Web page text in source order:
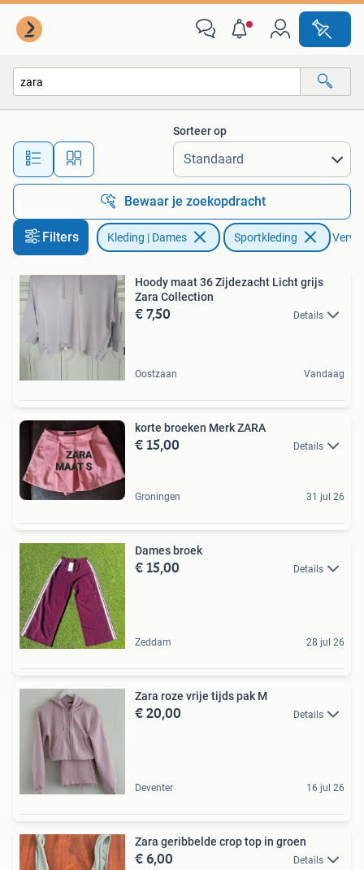
Alle afstanden…
Sorteer op
Bewaar je zoekopdracht
Filters Kleding | Dames Sportkleding
Hoody maat 36 Zijdezacht Licht grijs
Zara Collection
€ 7,50 Details
Oostzaan Vandaag
korte broeken Merk ZARA
€ 15,00 Details
Groningen 31 jul 26
Dames broek
€ 15,00 Details
Zeddam 28 jul 26
Zara roze vrije tijds pak M
€ 20,00 Details
Deventer 16 jul 26
Zara geribbelde crop top in groen
€ 6,00 Details